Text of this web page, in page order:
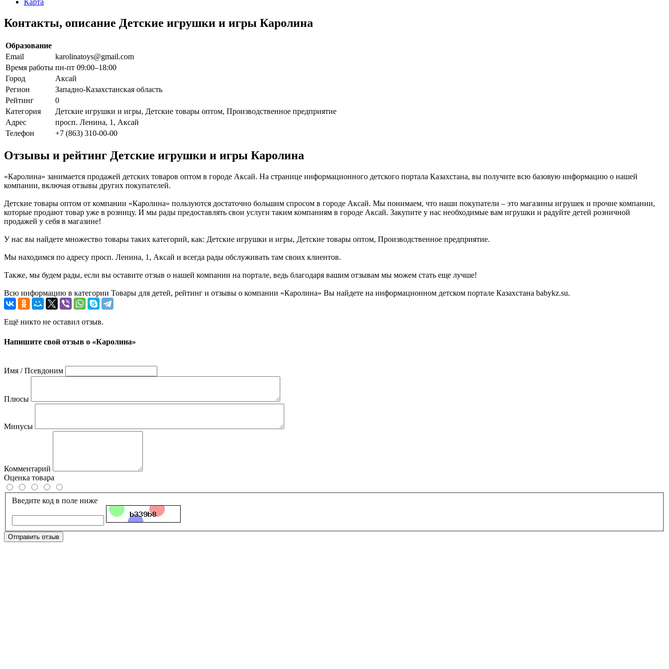
Контакты, описание Детские игрушки и игры Каролина
Образование
Email
karolinatoys@gmail.com
Время работы пн-пт 09:00–18:00
Город
Аксай
Регион
Западно-Казахстанская область
Рейтинг
0
Категория
Детские игрушки и игры, Детские товары оптом, Производственное предприятие
Адрес
просп. Ленина, 1, Аксай
Телефон
+7 (863) 310-00-00
Отзывы и рейтинг Детские игрушки и игры Каролина
«Каролина» занимается продажей детских товаров оптом в городе Аксай. На странице информационного детского портала Казахстана, вы получите всю базовую информацию о нашей
компании, включая отзывы других покупателей.
Детские товары оптом от компании «Каролина» пользуются достаточно большим спросом в городе Аксай. Мы понимаем, что наши покупатели – это магазины игрушек и прочие компании,
которые продают товар уже в розницу. И мы рады предоставлять свои услуги таким компаниям в городе Аксай. Закупите у нас необходимые вам игрушки и радуйте детей розничной
продажей у себя в магазине!
У нас вы найдете множество товары таких категорий, как: Детские игрушки и игры, Детские товары оптом, Производственное предприятие.
Мы находимся по адресу просп. Ленина, 1, Аксай и всегда рады обслуживать там своих клиентов.
Также, мы будем рады, если вы оставите отзыв о нашей компании на портале, ведь благодаря вашим отзывам мы можем стать еще лучше!
Всю информацию в категории Товары для детей, рейтинг и отзывы о компании «Каролина» Вы найдете на информационном детском портале Казахстана babykz.su.
Ещё никто не оставил отзыв.
Напишите свой отзыв о «Каролина»
Имя / Псевдоним
Плюсы
Минусы
Комментарий
Оценка товара
Введите код в поле ниже
Отправить отзыв